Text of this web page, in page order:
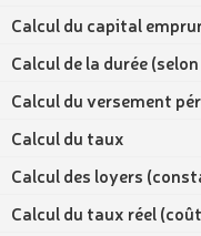
Calcul du capital
Calcul de la durée
Calcul du versement
Calcul du taux
Calcul des loyers
Calcul du taux réel